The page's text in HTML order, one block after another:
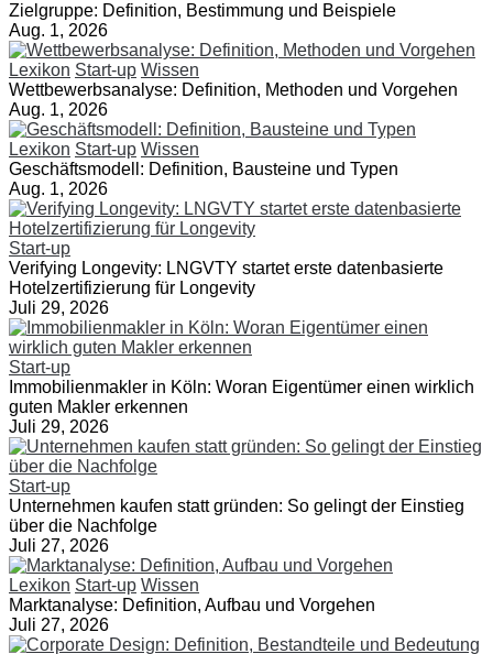
Zielgruppe: Definition, Bestimmung und Beispiele
Aug. 1, 2026
Lexikon Start-up Wissen
Wettbewerbsanalyse: Definition, Methoden und Vorgehen
Aug. 1, 2026
Lexikon Start-up Wissen
Geschäftsmodell: Definition, Bausteine und Typen
Aug. 1, 2026
Start-up
Verifying Longevity: LNGVTY startet erste datenbasierte
Hotelzertifizierung für Longevity
Juli 29, 2026
Start-up
Immobilienmakler in Köln: Woran Eigentümer einen wirklich
guten Makler erkennen
Juli 29, 2026
Start-up
Unternehmen kaufen statt gründen: So gelingt der Einstieg
über die Nachfolge
Juli 27, 2026
Lexikon Start-up Wissen
Marktanalyse: Definition, Aufbau und Vorgehen
Juli 27, 2026